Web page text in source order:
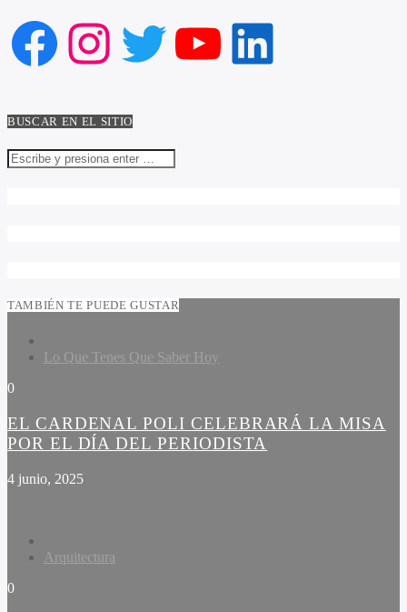
Facebook
Instagram
Twitter
YouTube
LinkedIn
BUSCAR EN EL SITIO
TAMBIÉN TE PUEDE GUSTAR
Lo Que Tenes Que Saber Hoy
0
EL CARDENAL POLI CELEBRARÁ LA MISA
POR EL DÍA DEL PERIODISTA
4 junio, 2025
Arquitectura
0